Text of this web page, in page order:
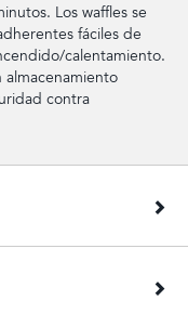
Los waffles se
fáciles de
calentamiento.
almacenamiento
contra